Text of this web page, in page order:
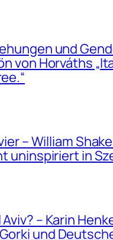
und
von Horváths
– William
uninspiriert in
– Karin
und